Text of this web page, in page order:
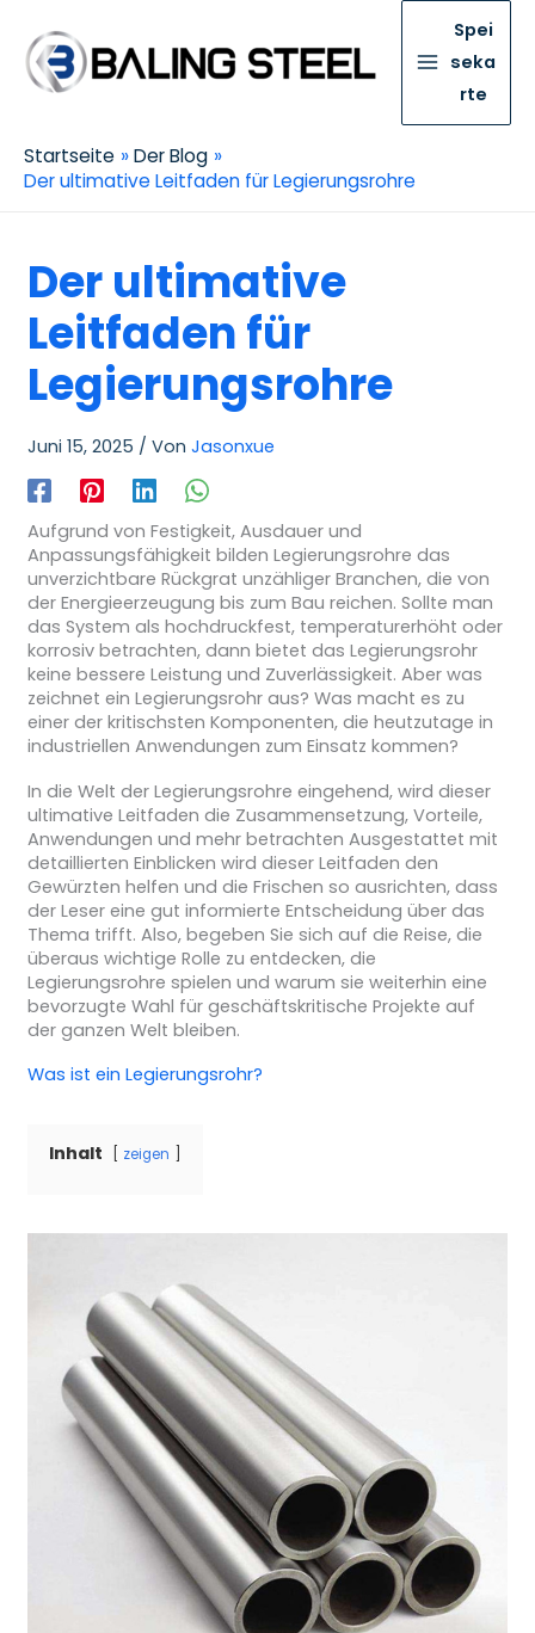
Spei
seka
rte
Startseite
Der Blog
Der ultimative Leitfaden für Legierungsrohre
Der ultimative
Leitfaden für
Legierungsrohre
Juni 15, 2025 / Von Jasonxue
Aufgrund von Festigkeit, Ausdauer und
Anpassungsfähigkeit bilden Legierungsrohre das
unverzichtbare Rückgrat unzähliger Branchen, die von
der Energieerzeugung bis zum Bau reichen. Sollte man
das System als hochdruckfest, temperaturerhöht oder
korrosiv betrachten, dann bietet das Legierungsrohr
keine bessere Leistung und Zuverlässigkeit. Aber was
zeichnet ein Legierungsrohr aus? Was macht es zu
einer der kritischsten Komponenten, die heutzutage in
industriellen Anwendungen zum Einsatz kommen?
In die Welt der Legierungsrohre eingehend, wird dieser
ultimative Leitfaden die Zusammensetzung, Vorteile,
Anwendungen und mehr betrachten Ausgestattet mit
detaillierten Einblicken wird dieser Leitfaden den
Gewürzten helfen und die Frischen so ausrichten, dass
der Leser eine gut informierte Entscheidung über das
Thema trifft. Also, begeben Sie sich auf die Reise, die
überaus wichtige Rolle zu entdecken, die
Legierungsrohre spielen und warum sie weiterhin eine
bevorzugte Wahl für geschäftskritische Projekte auf
der ganzen Welt bleiben.
Was ist ein Legierungsrohr?
Inhalt zeigen